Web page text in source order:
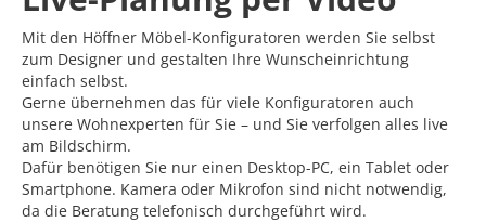
Mit den Höffner Möbel-Konfiguratoren werden Sie selbst
zum Designer und gestalten Ihre Wunscheinrichtung
einfach selbst.
Gerne übernehmen das für viele Konfiguratoren auch
unsere Wohnexperten für Sie – und Sie verfolgen alles live
am Bildschirm.
Dafür benötigen Sie nur einen Desktop-PC, ein Tablet oder
Smartphone. Kamera oder Mikrofon sind nicht notwendig,
da die Beratung telefonisch durchgeführt wird.